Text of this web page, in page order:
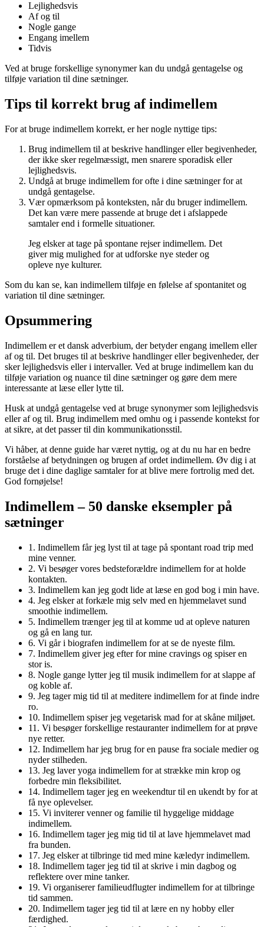
Lejlighedsvis
Af og til
Nogle gange
Engang imellem
Tidvis
Ved at bruge forskellige synonymer kan du undgå gentagelse og
tilføje variation til dine sætninger.
Tips til korrekt brug af indimellem
For at bruge indimellem korrekt, er her nogle nyttige tips:
Brug indimellem til at beskrive handlinger eller begivenheder,
der ikke sker regelmæssigt, men snarere sporadisk eller
lejlighedsvis.
Undgå at bruge indimellem for ofte i dine sætninger for at
undgå gentagelse.
Vær opmærksom på konteksten, når du bruger indimellem.
Det kan være mere passende at bruge det i afslappede
samtaler end i formelle situationer.
Jeg elsker at tage på spontane rejser indimellem. Det
giver mig mulighed for at udforske nye steder og
opleve nye kulturer.
Som du kan se, kan indimellem tilføje en følelse af spontanitet og
variation til dine sætninger.
Opsummering
Indimellem er et dansk adverbium, der betyder engang imellem eller
af og til. Det bruges til at beskrive handlinger eller begivenheder, der
sker lejlighedsvis eller i intervaller. Ved at bruge indimellem kan du
tilføje variation og nuance til dine sætninger og gøre dem mere
interessante at læse eller lytte til.
Husk at undgå gentagelse ved at bruge synonymer som lejlighedsvis
eller af og til. Brug indimellem med omhu og i passende kontekst for
at sikre, at det passer til din kommunikationsstil.
Vi håber, at denne guide har været nyttig, og at du nu har en bedre
forståelse af betydningen og brugen af ordet indimellem. Øv dig i at
bruge det i dine daglige samtaler for at blive mere fortrolig med det.
God fornøjelse!
Indimellem – 50 danske eksempler på
sætninger
1. Indimellem får jeg lyst til at tage på spontant road trip med
mine venner.
2. Vi besøger vores bedsteforældre indimellem for at holde
kontakten.
3. Indimellem kan jeg godt lide at læse en god bog i min have.
4. Jeg elsker at forkæle mig selv med en hjemmelavet sund
smoothie indimellem.
5. Indimellem trænger jeg til at komme ud at opleve naturen
og gå en lang tur.
6. Vi går i biografen indimellem for at se de nyeste film.
7. Indimellem giver jeg efter for mine cravings og spiser en
stor is.
8. Nogle gange lytter jeg til musik indimellem for at slappe af
og koble af.
9. Jeg tager mig tid til at meditere indimellem for at finde indre
ro.
10. Indimellem spiser jeg vegetarisk mad for at skåne miljøet.
11. Vi besøger forskellige restauranter indimellem for at prøve
nye retter.
12. Indimellem har jeg brug for en pause fra sociale medier og
nyder stilheden.
13. Jeg laver yoga indimellem for at strække min krop og
forbedre min fleksibilitet.
14. Indimellem tager jeg en weekendtur til en ukendt by for at
få nye oplevelser.
15. Vi inviterer venner og familie til hyggelige middage
indimellem.
16. Indimellem tager jeg mig tid til at lave hjemmelavet mad
fra bunden.
17. Jeg elsker at tilbringe tid med mine kæledyr indimellem.
18. Indimellem tager jeg tid til at skrive i min dagbog og
reflektere over mine tanker.
19. Vi organiserer familieudflugter indimellem for at tilbringe
tid sammen.
20. Indimellem tager jeg tid til at lære en ny hobby eller
færdighed.